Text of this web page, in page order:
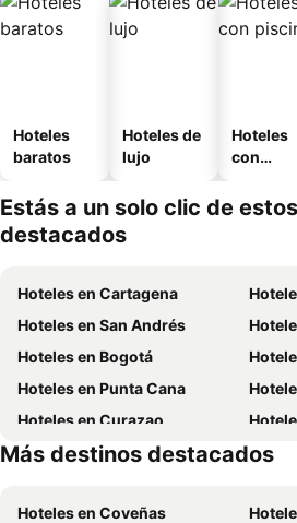
Hoteles
baratos
Hoteles de
lujo
Hoteles
con
Estás a un solo clic de
destacados
Hoteles en Cartagena
Hoteles en San Andrés
Hoteles en Bogotá
Hoteles en Punta Cana
Hoteles en Curazao
Hoteles en San Andrés, Providencia and Santa Catalina
Más destinos destacados
Hoteles en Coveñas